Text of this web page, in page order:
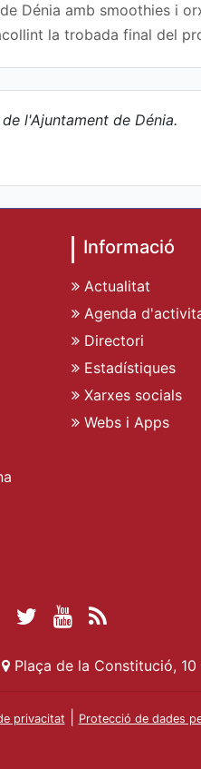
Dénia amb smoothies i
la trobada final del
l'Ajuntament de Dénia.
Informació
Actualitat
Agenda
Directori
Estadístiques
Xarxes socials
Webs i Apps
TwitterYouTube
Plaça de la Constitució, 10
privacitat Protecció de dades